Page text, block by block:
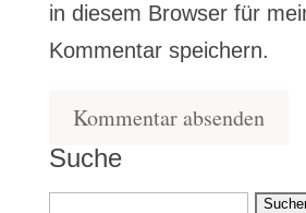
in diesem Browser für
Kommentar speichern.
Suche
Suchen